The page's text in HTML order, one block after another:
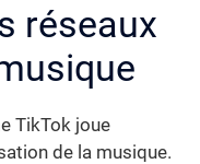
réseaux
TikTok joue
de la musique.